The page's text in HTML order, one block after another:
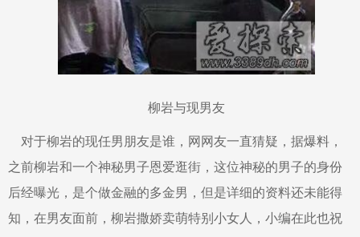
柳岩与现男友
对于柳岩的现任男朋友是谁，网网友一直猜疑，据爆料，
之前柳岩和一个神秘男子恩爱逛街，这位神秘的男子的身份
后经曝光，是个做金融的多金男，但是详细的资料还未能得
知，在男友面前，柳岩撒娇卖萌特别小女人，小编在此也祝